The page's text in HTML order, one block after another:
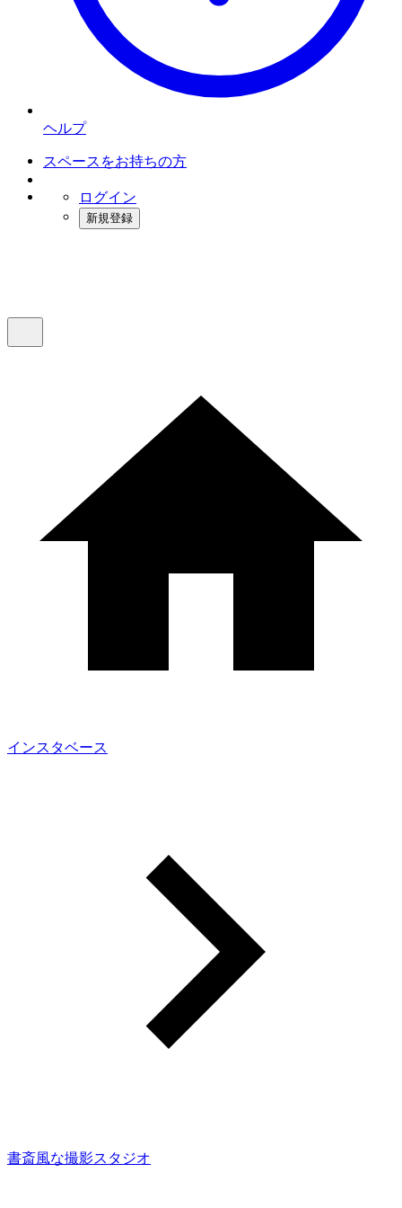
ヘルプ
スペースをお持ちの方
ログイン
新規登録
インスタベース
書斎風な撮影スタジオ